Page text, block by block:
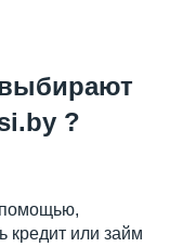
?
кредит или займ